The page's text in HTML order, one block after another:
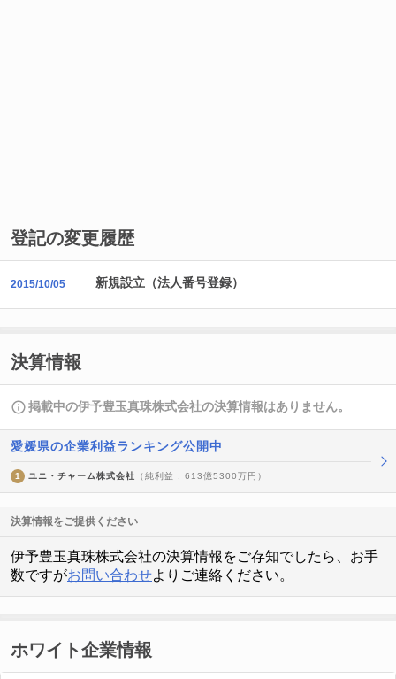
登記の変更履歴
2015/10/05 新規設立（法人番号登録）
決算情報
掲載中の伊予豊玉真珠株式会社の決算情報はありません。
愛媛県の企業利益ランキング公開中
1 ユニ・チャーム株式会社 （純利益 : 613億5300万円）
決算情報をご提供ください
伊予豊玉真珠株式会社の決算情報をご存知でしたら、お手
数ですがお問い合わせよりご連絡ください。
ホワイト企業情報